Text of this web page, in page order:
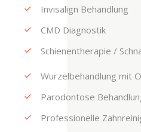
Invisalign Behandlung
CMD Diagnostik
Schienentherapie /
Wurzelbehandlung mit
Parodontose
Professionelle